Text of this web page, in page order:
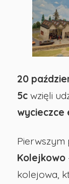
Szkoła
20
5c wzięli
wycieczce
Pierwszym
Kolejkowo
kolejowa,